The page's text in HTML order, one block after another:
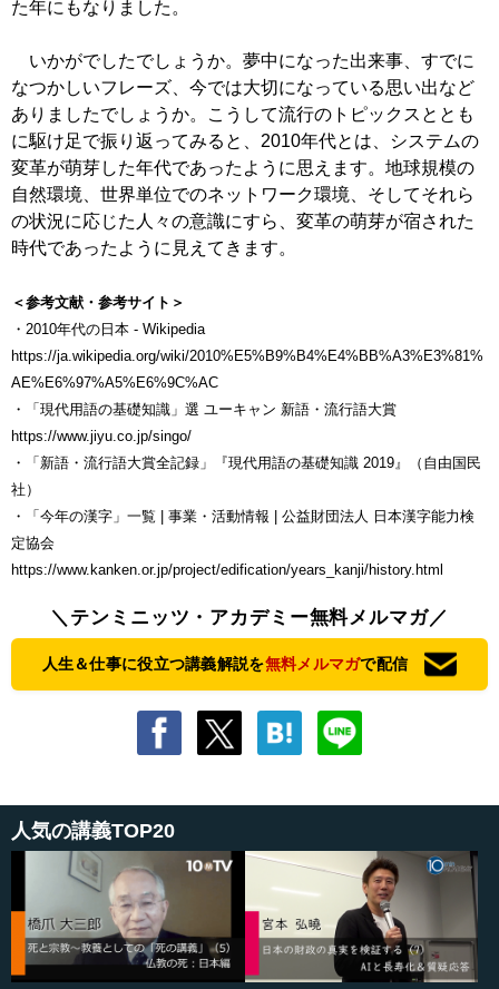
た年にもなりました。
いかがでしたでしょうか。夢中になった出来事、すでに
なつかしいフレーズ、今では大切になっている思い出など
ありましたでしょうか。こうして流行のトピックスととも
に駆け足で振り返ってみると、2010年代とは、システムの
変革が萌芽した年代であったように思えます。地球規模の
自然環境、世界単位でのネットワーク環境、そしてそれら
の状況に応じた人々の意識にすら、変革の萌芽が宿された
時代であったように見えてきます。
＜参考文献・参考サイト＞
・2010年代の日本 - Wikipedia
https://ja.wikipedia.org/wiki/2010%E5%B9%B4%E4%BB%A3%E3%81%
AE%E6%97%A5%E6%9C%AC
・「現代用語の基礎知識」選 ユーキャン 新語・流行語大賞
https://www.jiyu.co.jp/singo/
・「新語・流行語大賞全記録」『現代用語の基礎知識 2019』（自由国民
社）
・「今年の漢字」一覧 | 事業・活動情報 | 公益財団法人 日本漢字能力検
定協会
https://www.kanken.or.jp/project/edification/years_kanji/history.html
＼テンミニッツ・アカデミー無料メルマガ／
人生＆仕事に役立つ講義解説を無料メルマガで配信
人気の講義TOP20